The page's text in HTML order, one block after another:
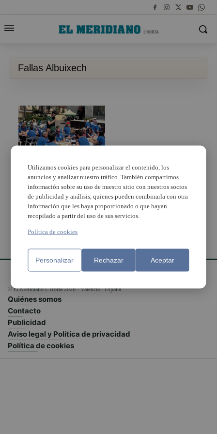
Fallas Albuixech
Jornada de germanor
entre les dos
comissions falleres
d’Albuixech
© El Meridiano L'Horta 2026 - Valencia - España
Quiénes somos
Contacto
Publicidad
Aviso legal y Política de privacidad
Política de cookies
Utilizamos cookies para personalizar el contenido, los
anuncios y analizar nuestro tráfico. También compartimos
información sobre su uso de nuestro sitio con nuestros socios
de publicidad y análisis, quienes pueden combinarla con otra
información que les haya proporcionado o que hayan
recopilado a partir del uso de sus servicios.
Política de cookies
Personalizar Rechazar Aceptar